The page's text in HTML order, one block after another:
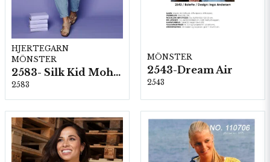
HJERTEGARN
MÖNSTER
2583- Silk Kid Mohair
2583
MÖNSTER
2543-Dream Air
2543